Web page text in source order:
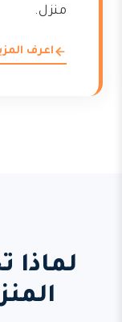
منزل.
اعرف
لماذا